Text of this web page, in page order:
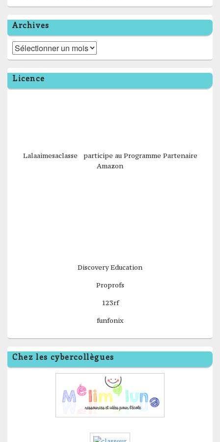
Archives
Archives
Licence
Lalaaimesaclasse participe au Programme Partenaire
Amazon
Discovery Education
Proprofs
123rf
funfonix
Chez les cybercollègues